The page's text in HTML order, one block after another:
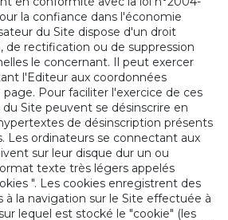
la confiance dans l'économie
du Site dispose d'un droit
de rectification ou de suppression
le concernant. Il peut exercer
l'Editeur aux coordonnées
Pour faciliter l'exercice de ces
Site peuvent se désinscrire en
de désinscription présents
Les ordinateurs se connectant aux
sur leur disque dur un ou
texte très légers appelés
". Les cookies enregistrent des
à la navigation sur le Site effectuée à
lequel est stocké le "cookie" (les